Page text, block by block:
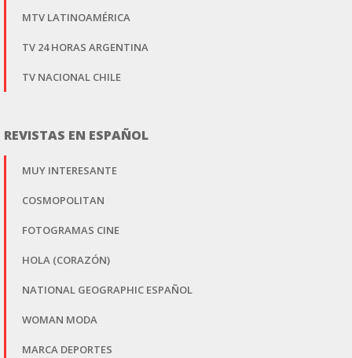
MTV LATINOAMÉRICA
TV 24 HORAS ARGENTINA
TV NACIONAL CHILE
REVISTAS EN ESPAÑOL
MUY INTERESANTE
COSMOPOLITAN
FOTOGRAMAS CINE
HOLA (CORAZÓN)
NATIONAL GEOGRAPHIC ESPAÑOL
WOMAN MODA
MARCA DEPORTES